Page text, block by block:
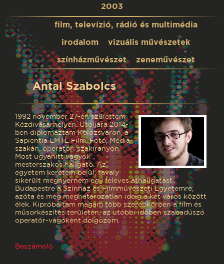
2003
film, televízió, rádió és multimédia
irodalom
vizuális művészetek
színházművészet
zeneművészet
Antal Szabolcs
1992 november 27-én születtem
Kézdivásárhelyen. Utoljára 2014-
ben diplomáztam Kolozsváron, a
Sapientia EMTE Film, Fotó, Média
szakán, operatőri szakirányon.
Most ugyanitt vagyok
mesterszakos hallgató. Az
egyetem keretein belül, tavaly
sikerült megnyernem egy féléves áthallgatást
Budapestre a Színház és Filmművészeti Egyetemre,
azóta és még meghatározatlan ideig a két város között
élek. Kipróbáltam magam több szerepkörben a film és
műsorkészítés területén, az utóbbi időben szabadúszó
operatőr-vágóként dolgozom.
Beszámoló